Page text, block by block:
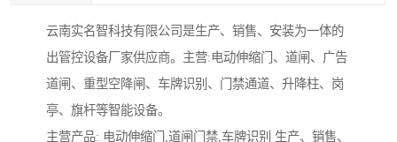
云南实名智科技有限公司是生产、销售、安装为一体的
出管控设备厂家供应商。主营:电动伸缩门、道闸、广告
道闸、重型空降闸、车牌识别、门禁通道、升降柱、岗
亭、旗杆等智能设备。
主营产品: 电动伸缩门,道闸门禁,车牌识别 生产、销售、